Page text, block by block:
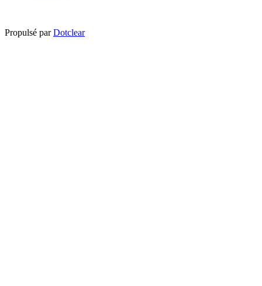
Propulsé parDotclear